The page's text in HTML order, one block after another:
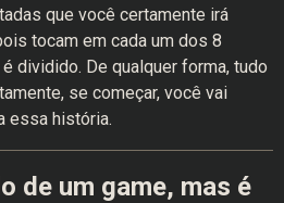
que você certamente irá
tocam em cada um dos 8
dividido. De qualquer forma, tudo
se começar, você vai
essa história.
de um game, mas é